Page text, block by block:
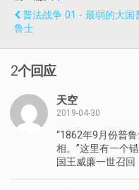
普法战争 01 - 最弱的大国
鲁士
2个回应
天空
2019-04-30
“1862年9月份普
相。”这里有一个
国王威廉一世召回